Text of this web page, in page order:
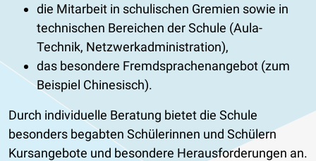
die Mitarbeit in schulischen Gremien sowie in
technischen Bereichen der Schule (Aula-
Technik, Netzwerkadministration),
das besondere Fremdsprachenangebot (zum
Beispiel Chinesisch).
Durch individuelle Beratung bietet die Schule
besonders begabten Schülerinnen und Schülern
Kursangebote und besondere Herausforderungen an.